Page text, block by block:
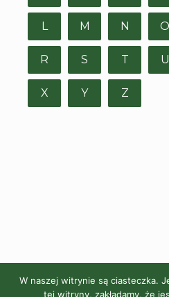
L M N O
R S T U
X Y Z
W naszej witrynie są ciasteczka.
tej witryny, zakładamy, że